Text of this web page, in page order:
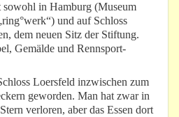
sowohl in Hamburg (Museum
und auf Schloss
dem neuen Sitz der Stiftung.
Gemälde und Rennsport-
Loersfeld inzwischen zum
geworden. Man hat zwar in
verloren, aber das Essen dort